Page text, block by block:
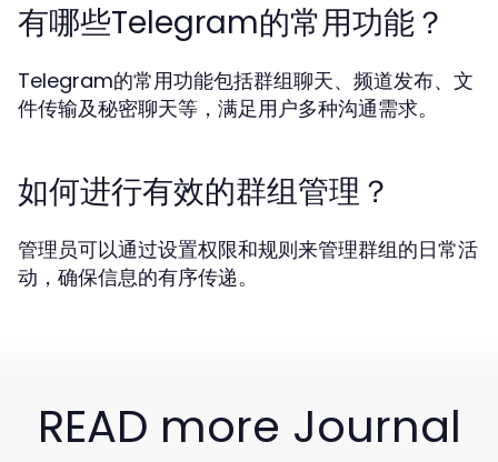
有哪些Telegram的常用功能？
Telegram的常用功能包括群组聊天、频道发布、文
件传输及秘密聊天等，满足用户多种沟通需求。
如何进行有效的群组管理？
管理员可以通过设置权限和规则来管理群组的日常活
动，确保信息的有序传递。
READ more Journal